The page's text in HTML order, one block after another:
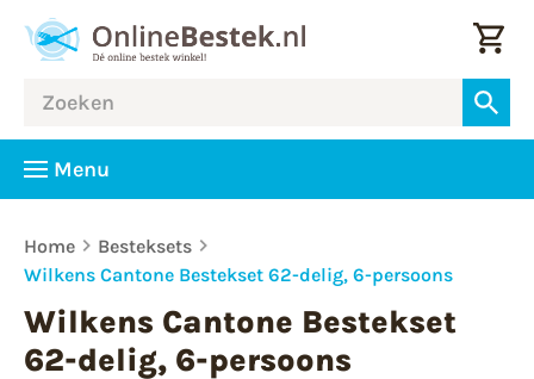
Menu
Home
Besteksets
Wilkens Cantone Bestekset 62-delig, 6-persoons
Wilkens Cantone Bestekset
62-delig, 6-persoons